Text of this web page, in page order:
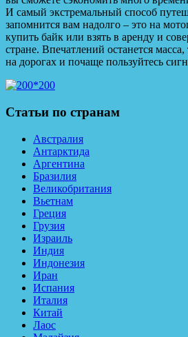
И самый экстремальный способ
запомнится вам надолго – это на
купить байк или взять в аренду и
стране. Впечатлений останется
на дорогах и почаще пользуйтесь
Статьи по странам
Австралия
Антарктида
Аргентина
Бразилия
Великобритания
Вьетнам
Греция
Грузия
Израиль
Индия
Индонезия
Иран
Испания
Италия
Китай
Лаос